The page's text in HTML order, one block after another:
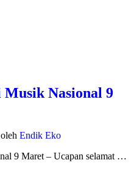
Nasional 9
oleh Endik Eko
9 Maret – Ucapan selamat …